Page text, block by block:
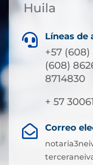
Huila
 Líneas de
+57 (608)
(608)
8714830
+ 57
 Correo